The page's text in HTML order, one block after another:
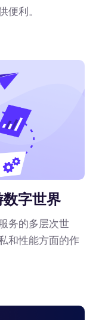
便利。
字世界
务的多层次世
和性能方面的作